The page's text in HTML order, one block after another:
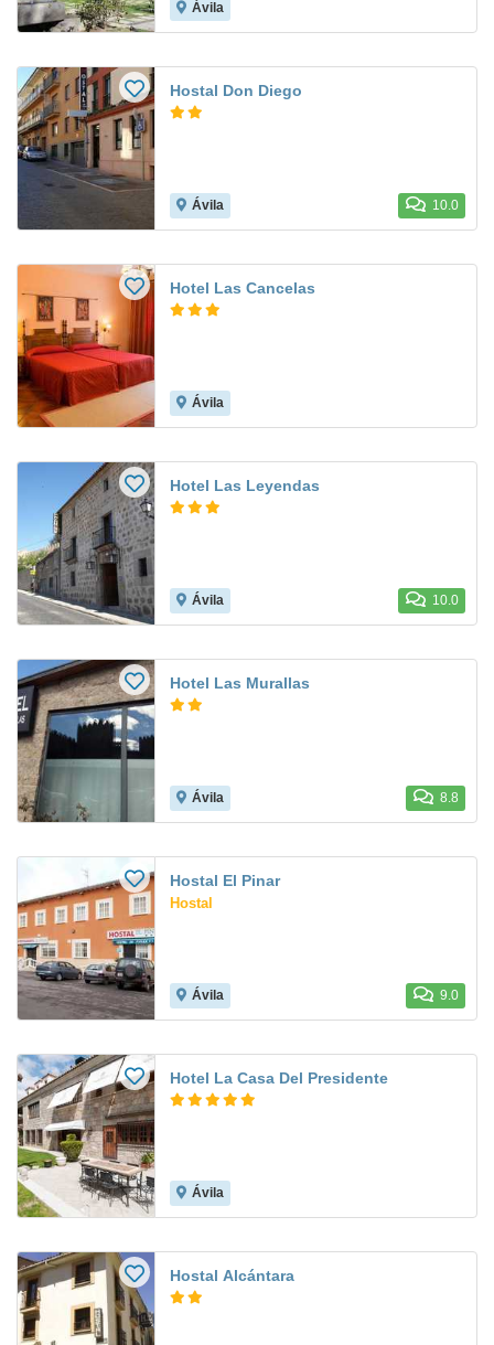
Ávila
Hostal Don Diego
Ávila 10.0
Hotel Las Cancelas
Ávila
Hotel Las Leyendas
Ávila 10.0
Hotel Las Murallas
Ávila 8.8
Hostal El Pinar
Hostal
Ávila 9.0
Hotel La Casa Del Presidente
Ávila
Hostal Alcántara